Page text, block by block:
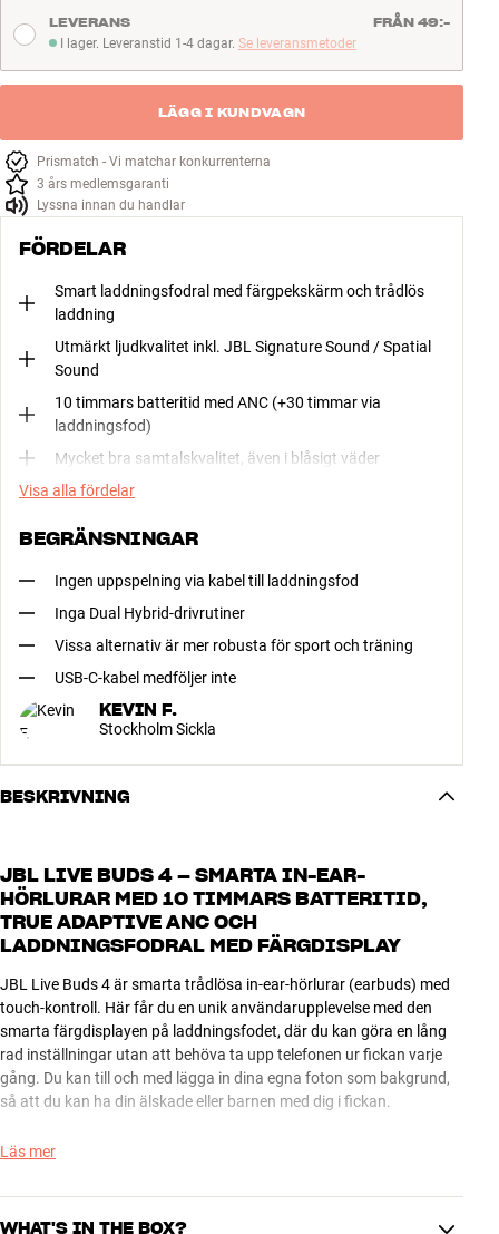
I lager. Leveranstid 1-4 dagar
I lager. Leveranstid 1-4 dagar. Se leveransmetoder
LEVERANS FRÅN 49:-
LÄGG I KUNDVAGN
Prismatch - Vi matchar konkurrenterna
3 års medlemsgaranti
Lyssna innan du handlar
FÖRDELAR
Smart laddningsfodral med färgpekskärm och trådlös
laddning
Utmärkt ljudkvalitet inkl. JBL Signature Sound / Spatial
Sound
10 timmars batteritid med ANC (+30 timmar via
laddningsfod)
Mycket bra samtalskvalitet, även i blåsigt väder
Visa alla fördelar
BEGRÄNSNINGAR
Ingen uppspelning via kabel till laddningsfod
Inga Dual Hybrid-drivrutiner
Vissa alternativ är mer robusta för sport och träning
USB-C-kabel medföljer inte
KEVIN F.
Stockholm Sickla
BESKRIVNING
JBL LIVE BUDS 4 – SMARTA IN-EAR-
HÖRLURAR MED 10 TIMMARS BATTERITID,
TRUE ADAPTIVE ANC OCH
LADDNINGSFODRAL MED FÄRGDISPLAY
JBL Live Buds 4 är smarta trådlösa in-ear-hörlurar (earbuds) med
touch-kontroll. Här får du en unik användarupplevelse med den
smarta färgdisplayen på laddningsfodet, där du kan göra en lång
rad inställningar utan att behöva ta upp telefonen ur fickan varje
gång. Du kan till och med lägga in dina egna foton som bakgrund,
så att du kan ha din älskade eller barnen med dig i fickan.
Live Buds 4 har många smarta och användbara funktioner.
Spatial-ljud för både musik och film, avancerad brusreducering,
suverän samtalskvalitet samt massor av möjligheter i den
Läs mer
WHAT'S IN THE BOX?